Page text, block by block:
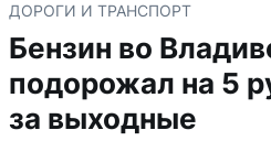
ДОРОГИ И ТРАНСПОРТ
Бензин во
подорожал на 5
за выходные